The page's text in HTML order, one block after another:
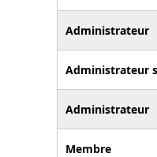
Administrateur
Administrateur
Administrateur
Membre